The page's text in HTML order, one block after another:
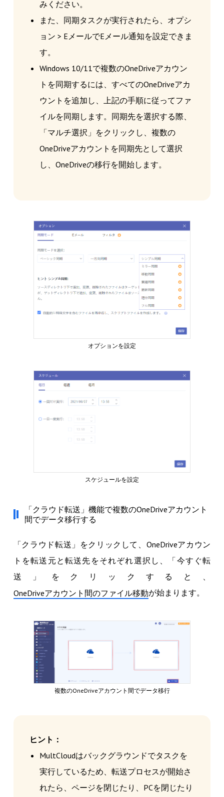
みください。
また、同期タスクが実行されたら、オプシ
ョン > EメールでEメール通知を設定できま
す。
Windows 10/11で複数のOneDriveアカウン
トを同期するには、すべてのOneDriveアカ
ウントを追加し、上記の手順に従ってファ
イルを同期します。同期先を選択する際、
「マルチ選択」をクリックし、複数の
OneDriveアカウントを同期先として選択
し、OneDriveの移行を開始します。
オプションを設定
スケジュールを設定
「クラウド転送」機能で複数のOneDriveアカウント
間でデータ移行する
「クラウド転送」をクリックして、OneDriveアカウン
トを転送元と転送先をそれぞれ選択し、「今すぐ転
送」をクリックすると、
OneDriveアカウント間のファイル移動が始まります。
複数のOneDriveアカウント間でデータ移行
ヒント：
MultCloudはバックグラウンドでタスクを
実行しているため、転送プロセスが開始さ
れたら、ページを閉じたり、PCを閉じたり